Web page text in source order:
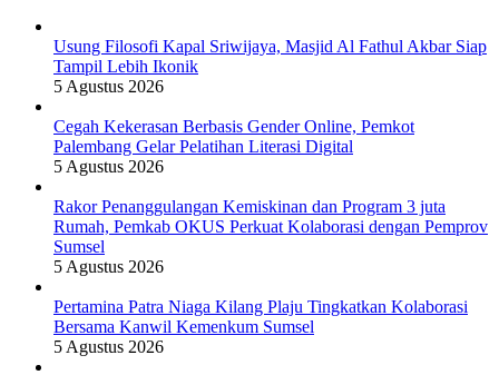
Usung Filosofi Kapal Sriwijaya, Masjid Al Fathul Akbar Siap
Tampil Lebih Ikonik
5 Agustus 2026
Cegah Kekerasan Berbasis Gender Online, Pemkot
Palembang Gelar Pelatihan Literasi Digital
5 Agustus 2026
Rakor Penanggulangan Kemiskinan dan Program 3 juta
Rumah, Pemkab OKUS Perkuat Kolaborasi dengan Pemprov
Sumsel
5 Agustus 2026
Pertamina Patra Niaga Kilang Plaju Tingkatkan Kolaborasi
Bersama Kanwil Kemenkum Sumsel
5 Agustus 2026